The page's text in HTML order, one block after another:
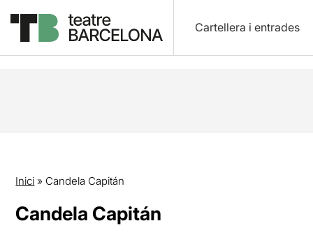
Cartellera i entrades
Inici » Candela Capitán
Candela Capitán